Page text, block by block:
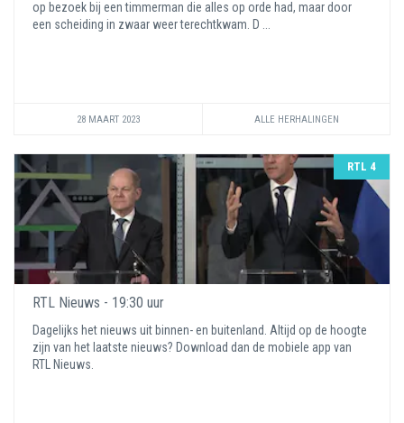
op bezoek bij een timmerman die alles op orde had, maar door
een scheiding in zwaar weer terechtkwam. D ...
28 MAART 2023 ALLE HERHALINGEN
RTL 4
RTL Nieuws - 19:30 uur
Dagelijks het nieuws uit binnen- en buitenland. Altijd op de hoogte
zijn van het laatste nieuws? Download dan de mobiele app van
RTL Nieuws.